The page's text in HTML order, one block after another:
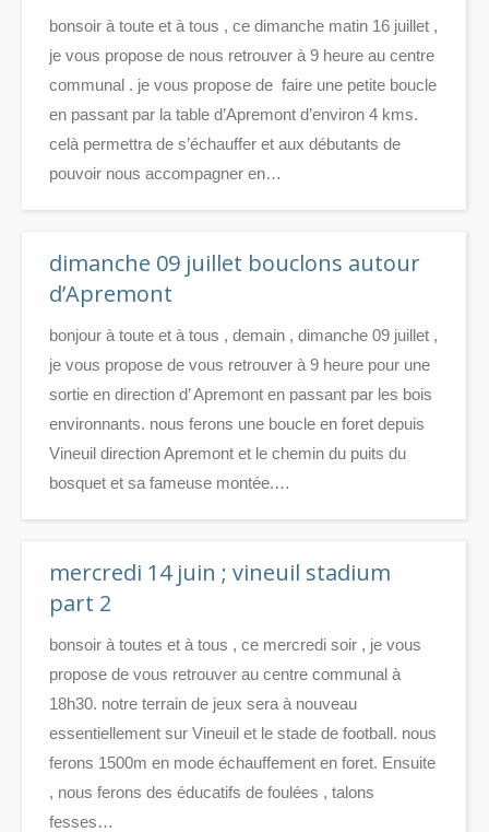
bonsoir à toute et à tous , ce dimanche matin 16 juillet ,
je vous propose de nous retrouver à 9 heure au centre
communal . je vous propose de faire une petite boucle
en passant par la table d’Apremont d’environ 4 kms.
celà permettra de s’échauffer et aux débutants de
pouvoir nous accompagner en…
dimanche 09 juillet bouclons autour
d’Apremont
bonjour à toute et à tous , demain , dimanche 09 juillet ,
je vous propose de vous retrouver à 9 heure pour une
sortie en direction d’ Apremont en passant par les bois
environnants. nous ferons une boucle en foret depuis
Vineuil direction Apremont et le chemin du puits du
bosquet et sa fameuse montée.…
mercredi 14 juin ; vineuil stadium
part 2
bonsoir à toutes et à tous , ce mercredi soir , je vous
propose de vous retrouver au centre communal à
18h30. notre terrain de jeux sera à nouveau
essentiellement sur Vineuil et le stade de football. nous
ferons 1500m en mode échauffement en foret. Ensuite
, nous ferons des éducatifs de foulées , talons
fesses…